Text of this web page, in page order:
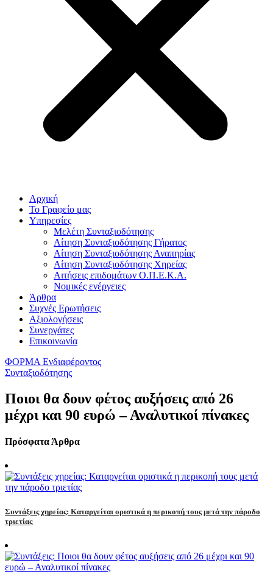
Αρχική
Το Γραφείο μας
Υπηρεσίες
Μελέτη Συνταξιοδότησης
Αίτηση Συνταξιοδότησης Γήρατος
Αίτηση Συνταξιοδότησης Αναπηρίας
Αίτηση Συνταξιοδότησης Χηρείας
Αιτήσεις επιδομάτων Ο.Π.Ε.Κ.Α.
Νομικές ενέργειες
Άρθρα
Συχνές Ερωτήσεις
Αξιολογήσεις
Συνεργάτες
Επικοινωνία
ΦΟΡΜΑ Ενδιαφέροντος
Συνταξιοδότησης
Ποιοι θα δουν φέτος αυξήσεις από 26
μέχρι και 90 ευρώ – Αναλυτικοί πίνακες
Πρόσφατα Άρθρα
Συντάξεις χηρείας: Καταργείται οριστικά η περικοπή τους μετά την πάροδο
τριετίας